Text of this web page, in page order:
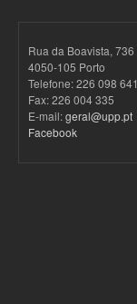
Rua da Boavista, 736
4050-105 Porto
Telefone: 226 098 641
Fax: 226 004 335
E-mail:geral@upp.pt
Facebook